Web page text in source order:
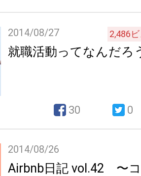
2014/08/27 2,486
就職活動ってなんだろ
30 0
2014/08/26
Airbnb日記 vol.42 〜